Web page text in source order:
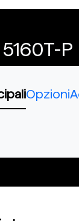
P
Opzioni